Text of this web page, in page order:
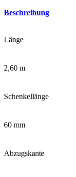
Beschreibung
Länge
2,60 m
Schenkellänge
60 mm
Abzugskante